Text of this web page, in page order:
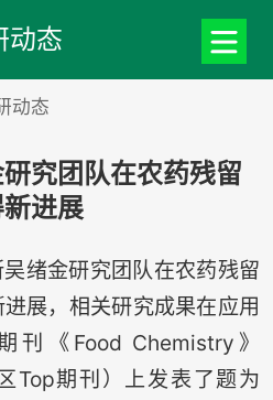
动态
动态
究团队在农药残留
进展
绪金研究团队在农药残留
展，相关研究成果在应用
《Food Chemistry》
Top期刊）上发表了题为